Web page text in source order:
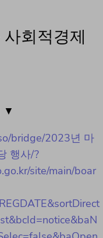
회적경제
▼
bridge/2023년 마
행사/?
site/main/boar